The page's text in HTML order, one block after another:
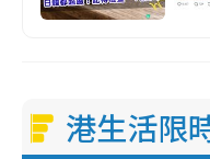
港生活限